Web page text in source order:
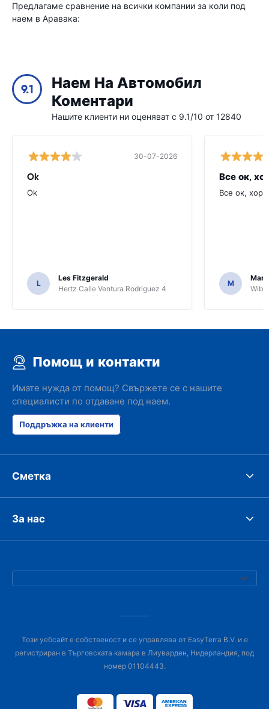
Предлагаме сравнение на всички компании за коли под
наем в Аравака:
9.1
Наем На Автомобил
Коментари
Нашите клиенти ни оценяват с 9.1/10 от 12840
30-07-2026
Ok
Ok
L
Les Fitzgerald
Hertz Calle Ventura Rodriguez 4
Все ок,
Все ок,
M
Помощ и контакти
Имате нужда от помощ? Свържете се с нашите
специалисти по отдаване под наем.
Поддръжка на клиенти
Сметка
За нас
Този уебсайт е собственост и се управлява от EasyTerra B.V. и е
регистриран в Търговската камара в Лиуварден, Нидерландия, под
номер 01104443.